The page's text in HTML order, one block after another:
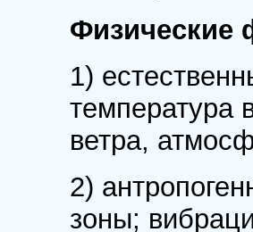
Физические
1)
температура
ветра,
2)
зоны;